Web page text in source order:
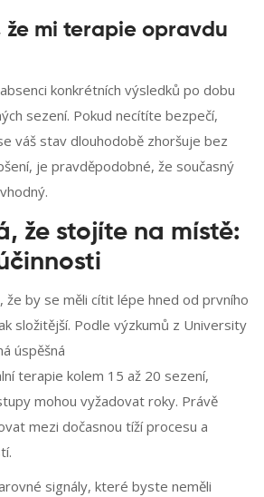
že mi terapie opravdu
konkrétních výsledků po dobu
sezení. Pokud necítíte bezpečí,
váš stav dlouhodobě zhoršuje bez
je pravděpodobné, že současný
že stojíte na místě:
že by se měli cítit lépe hned od prvního
složitější. Podle výzkumů z University
úspěšná
terapie kolem 15 až 20 sezení,
mohou vyžadovat roky. Právě
mezi dočasnou tíží procesu a
signály, které byste neměli